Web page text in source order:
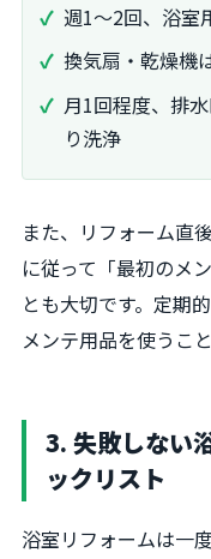
週1～2回、浴室
換気扇・乾燥機
月1回程度、排
り洗浄
また、リフォーム直
に従って「最初のメ
とも大切です。定期
メンテ用品を使うこ
3. 失敗しない
ックリスト
浴室リフォームは一